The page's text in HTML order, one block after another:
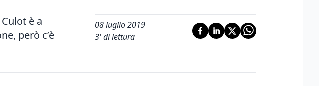
è a
però c’è
08 luglio 2019
3' di lettura